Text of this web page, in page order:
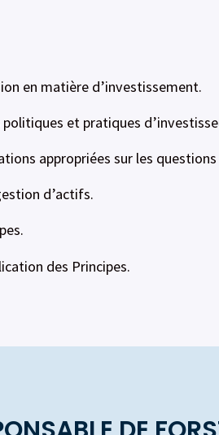
en matière d’investissement.
et pratiques
appropriées sur les questions
d’actifs.
des Principes.